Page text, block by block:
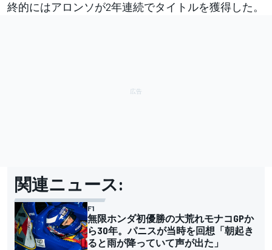
終的にはアロンソが2年連続でタイトルを獲得した。
関連ニュース:
F1
無限ホンダ初優勝の大荒れモナコGPか
ら30年。パニスが当時を回想「朝起き
ると雨が降っていて声が出た」